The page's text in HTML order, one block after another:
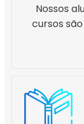
Nossos
cursos